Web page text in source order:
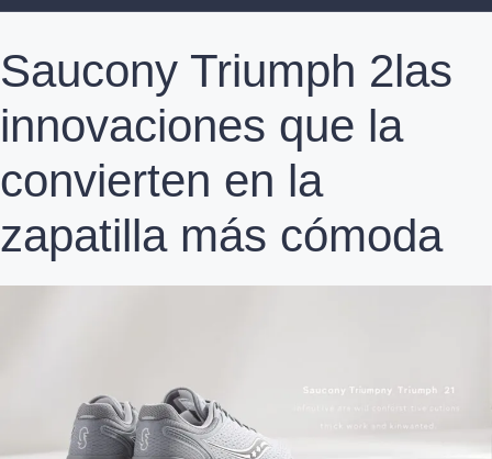
Saucony Triumph 2las
innovaciones que la
convierten en la
zapatilla más cómoda